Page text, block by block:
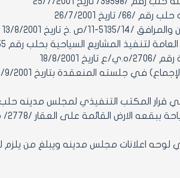
26/7/2001
ص .خ تاريخ 13/8/2001
المشاريع السياحية بحلب رقم 355/ص تاريخ 15/8/2001
18/8/2001
في جلسته المنعقدة بتاريخ 2/9/2001م.